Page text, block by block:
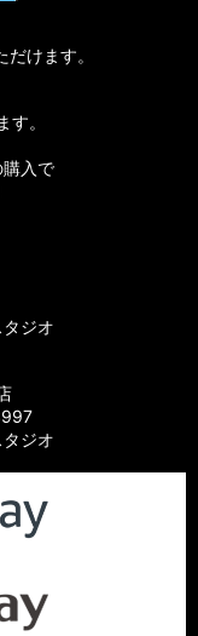
けます。
。
入で
ジオ
ジオ